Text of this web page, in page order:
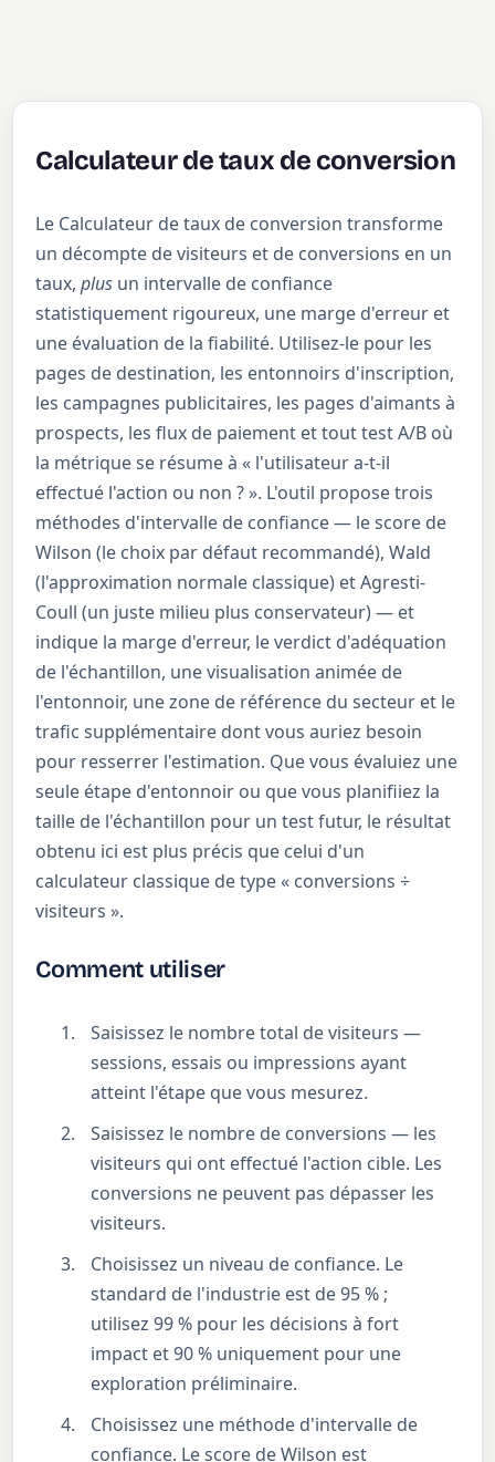
Calculateur de taux de conversion
Le Calculateur de taux de conversion transforme
un décompte de visiteurs et de conversions en un
taux,plus un intervalle de confiance
statistiquement rigoureux, une marge d'erreur et
une évaluation de la fiabilité. Utilisez-le pour les
pages de destination, les entonnoirs d'inscription,
les campagnes publicitaires, les pages d'aimants à
prospects, les flux de paiement et tout test A/B où
la métrique se résume à « l'utilisateur a-t-il
effectué l'action ou non ? ». L'outil propose trois
méthodes d'intervalle de confiance — le score de
Wilson (le choix par défaut recommandé), Wald
(l'approximation normale classique) et Agresti-
Coull (un juste milieu plus conservateur) — et
indique la marge d'erreur, le verdict d'adéquation
de l'échantillon, une visualisation animée de
l'entonnoir, une zone de référence du secteur et le
trafic supplémentaire dont vous auriez besoin
pour resserrer l'estimation. Que vous évaluiez une
seule étape d'entonnoir ou que vous planifiiez la
taille de l'échantillon pour un test futur, le résultat
obtenu ici est plus précis que celui d'un
calculateur classique de type « conversions ÷
visiteurs ».
Comment utiliser
Saisissez le nombre total de visiteurs —
sessions, essais ou impressions ayant
atteint l'étape que vous mesurez.
Saisissez le nombre de conversions — les
visiteurs qui ont effectué l'action cible. Les
conversions ne peuvent pas dépasser les
visiteurs.
Choisissez un niveau de confiance. Le
standard de l'industrie est de 95 % ;
utilisez 99 % pour les décisions à fort
impact et 90 % uniquement pour une
exploration préliminaire.
Choisissez une méthode d'intervalle de
confiance. Le score de Wilson est